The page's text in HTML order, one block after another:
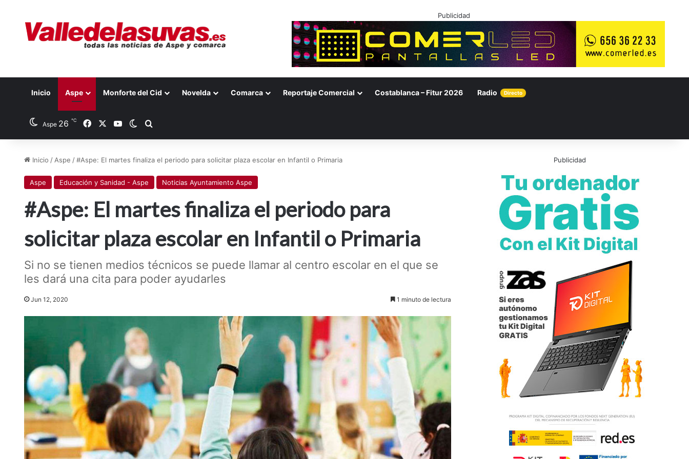
Publicidad
Inicio Aspe Monforte del Cid Novelda Comarca Reportaje Comercial Costablanca – Fitur 2026 Radio Directo
Aspe 26 ℃ FacebookYouTubeSwitch skin
Inicio / Aspe /#Aspe: El martes finaliza el periodo para solicitar plaza escolar en Infantil o Primaria
Aspe Educación y Sanidad - Aspe Noticias Ayuntamiento Aspe
#Aspe: El martes finaliza el periodo para
solicitar plaza escolar en Infantil o Primaria
Si no se tienen medios técnicos se puede llamar al centro escolar en el que se
les dará una cita para poder ayudarles
Jun 12, 2020 1 minuto de lectura
Publicidad